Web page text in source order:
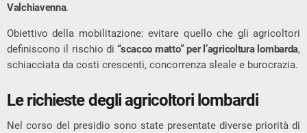
Valchiavenna.
Obiettivo della mobilitazione: evitare quello che gli agricoltori
definiscono il rischio di“scacco matto” per l’agricoltura lombarda,
schiacciata da costi crescenti, concorrenza sleale e burocrazia.
Le richieste degli agricoltori lombardi
Nel corso del presidio sono state presentate diverse priorità di